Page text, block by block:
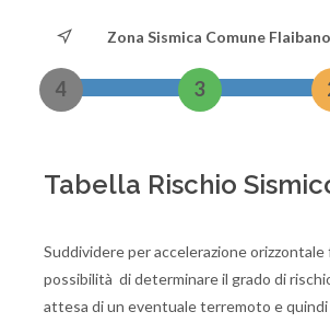
Zona Sismica Comune Flaibano
4 3
Tabella Rischio
Suddividere per accelerazione orizzontale
possibilità di determinare il grado di
attesa di un eventuale terremoto e quindi